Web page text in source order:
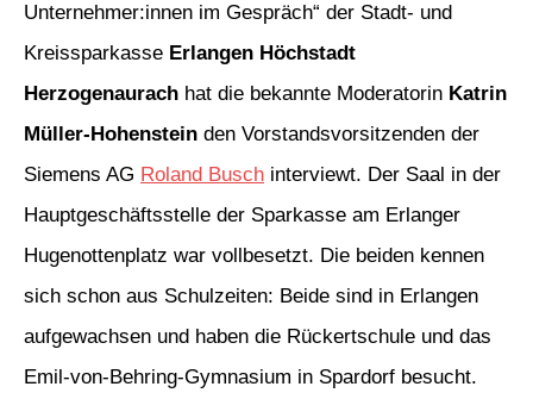
Unternehmer:innen im Gespräch“ der Stadt- und
Kreissparkasse Erlangen Höchstadt
Herzogenaurach hat die bekannte Moderatorin Katrin
Müller-Hohenstein den Vorstandsvorsitzenden der
Siemens AG Roland Busch interviewt. Der Saal in der
Hauptgeschäftsstelle der Sparkasse am Erlanger
Hugenottenplatz war vollbesetzt. Die beiden kennen
sich schon aus Schulzeiten: Beide sind in Erlangen
aufgewachsen und haben die Rückertschule und das
Emil-von-Behring-Gymnasium in Spardorf besucht.